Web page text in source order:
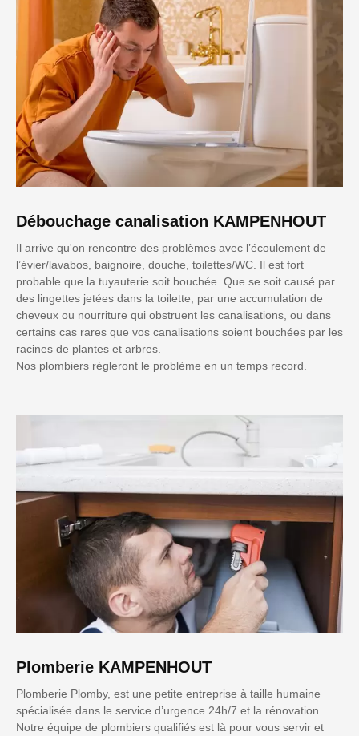
Débouchage canalisation KAMPENHOUT
Il arrive qu'on rencontre des problèmes avec l’écoulement de
l’évier/lavabos, baignoire, douche, toilettes/WC. Il est fort
probable que la tuyauterie soit bouchée. Que se soit causé par
des lingettes jetées dans la toilette, par une accumulation de
cheveux ou nourriture qui obstruent les canalisations, ou dans
certains cas rares que vos canalisations soient bouchées par les
racines de plantes et arbres.
Nos plombiers régleront le problème en un temps record.
Plomberie KAMPENHOUT
Plomberie Plomby, est une petite entreprise à taille humaine
spécialisée dans le service d’urgence 24h/7 et la rénovation.
Notre équipe de plombiers qualifiés est là pour vous servir et